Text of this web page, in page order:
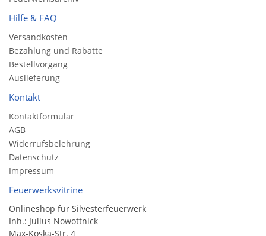
Hilfe & FAQ
Versandkosten
Bezahlung und Rabatte
Bestellvorgang
Auslieferung
Kontakt
Kontaktformular
AGB
Widerrufsbelehrung
Datenschutz
Impressum
Feuerwerksvitrine
Onlineshop für Silvesterfeuerwerk
Inh.: Julius Nowottnick
Max-Koska-Str. 4